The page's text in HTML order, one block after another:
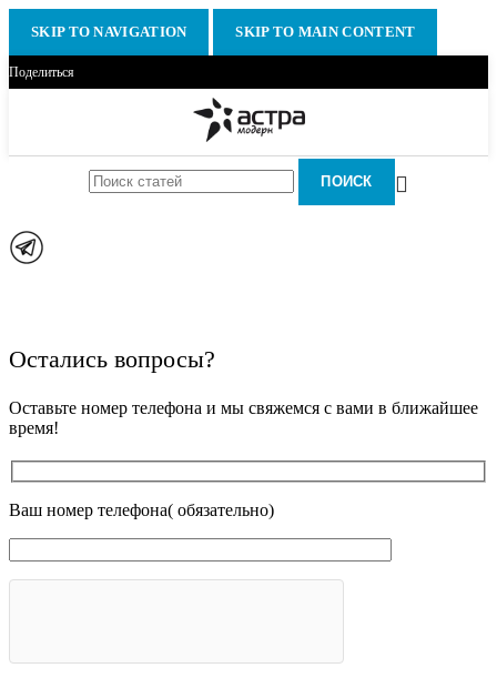
SKIP TO NAVIGATION SKIP TO MAIN CONTENT
Поделиться
ПОИСК
Остались вопросы?
Оставьте номер телефона и мы свяжемся с вами в ближайшее
время!
Ваш номер телефона( обязательно)